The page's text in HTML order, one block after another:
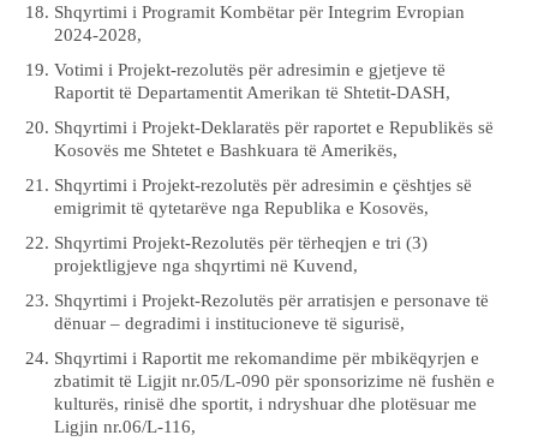
Shqyrtimi i Programit Kombëtar për Integrim Evropian
2024-2028,
Votimi i Projekt-rezolutës për adresimin e gjetjeve të
Raportit të Departamentit Amerikan të Shtetit-DASH,
Shqyrtimi i Projekt-Deklaratës për raportet e Republikës së
Kosovës me Shtetet e Bashkuara të Amerikës,
Shqyrtimi i Projekt-rezolutës për adresimin e çështjes së
emigrimit të qytetarëve nga Republika e Kosovës,
Shqyrtimi Projekt-Rezolutës për tërheqjen e tri (3)
projektligjeve nga shqyrtimi në Kuvend,
Shqyrtimi i Projekt-Rezolutës për arratisjen e personave të
dënuar – degradimi i institucioneve të sigurisë,
Shqyrtimi i Raportit me rekomandime për mbikëqyrjen e
zbatimit të Ligjit nr.05/L-090 për sponsorizime në fushën e
kulturës, rinisë dhe sportit, i ndryshuar dhe plotësuar me
Ligjin nr.06/L-116,